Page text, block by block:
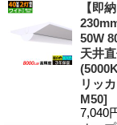
【即
50W
天井
リッ
M50]
7,040